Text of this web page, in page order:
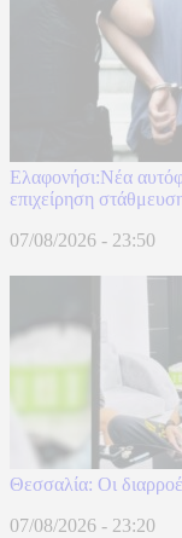
Ελαφονήσι:Νέα
επιχείρηση
07/08/2026 - 23:50
Θεσσαλία: Οι
07/08/2026 - 23:20